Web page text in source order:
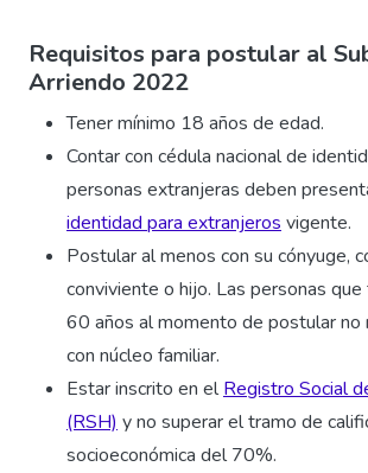
Requisitos para postular al
Arriendo 2022
Tener mínimo 18 años de edad.
Contar con cédula nacional de
personas extranjeras deben
identidad para extranjeros vigente.
Postular al menos con su cónyuge,
conviviente o hijo. Las personas
60 años al momento de postular no
con núcleo familiar.
Estar inscrito en elRegistro Social
(RSH) y no superar el tramo de
socioeconómica del 70%.